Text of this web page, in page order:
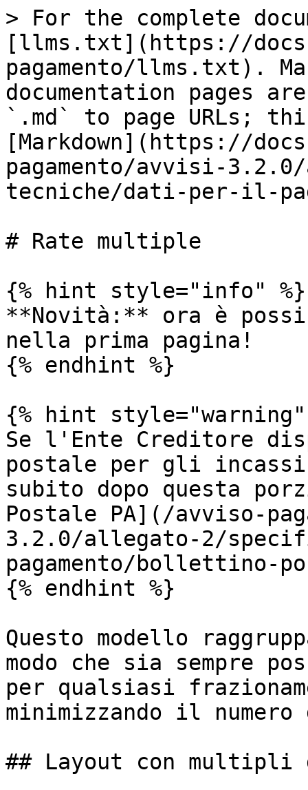
> For the complete
[llms.txt](https://
pagamento/llms.txt).
documentation pages
`.md` to page URLs;
[Markdown](https://
pagamento/avvisi-
tecniche/dati-per-il-
# Rate multiple
{% hint style="info" %}
**Novità:** ora è
nella prima pagina!
{% endhint %}
{% hint style="warning"
Se l'Ente Creditore
postale per gli
subito dopo questa
Postale PA](/avviso-
3.2.0/allegato-2/
pagamento/bollettino-
{% endhint %}
Questo modello
modo che sia sempre
per qualsiasi
minimizzando il
## Layout con multipli